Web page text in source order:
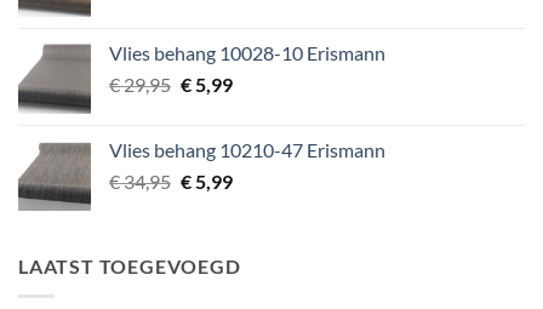
€ 29,95.€ 5,99.
Vlies behang 10028-10 Erismann
€29,95 Oorspronkelijke
€ 29,95.
€5,99Huidige
€ 5,99.
Vlies behang 10210-47 Erismann
€34,95 Oorspronkelijke
€ 34,95.
€5,99Huidige
€ 5,99.
LAATST TOEGEVOEGD